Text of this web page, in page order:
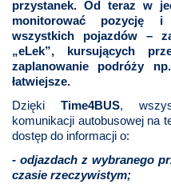
PODATEK
ZDROWIE
KONTAKT
CZYSTE
POWIETRZE
przystanek. Od teraz w
monitorować pozycję
wszystkich pojazdów –
„eLek”, kursujących
zaplanowanie podróży
łatwiejsze.
DziękiTime4BUS,
komunikacji autobusowej na
dostęp do informacji o:
- odjazdach z wybranego
czasie rzeczywistym;